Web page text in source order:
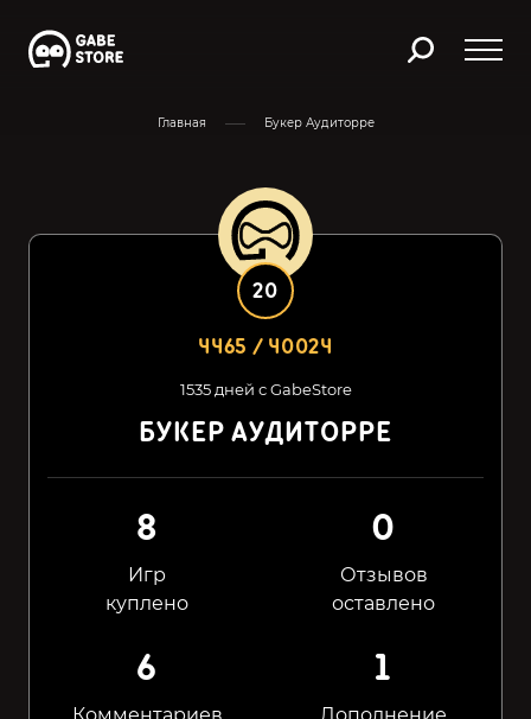
Главная Букер Аудиторре
4465 / 40024
20
1535 дней с GabeStore
БУКЕР АУДИТОРРЕ
8
Игр
куплено
0
Отзывов
оставлено
6 1